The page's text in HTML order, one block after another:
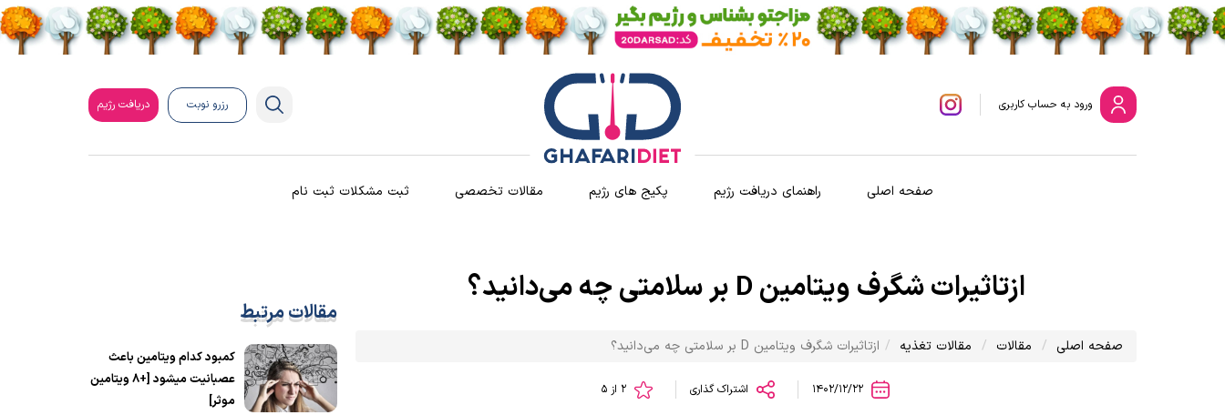
ورود به حساب کاربری رزرو نوبت دریافت رژیم
صفحه اصلی راهنمای دریافت رژیم پکیج های رژیم مقالات تخصصی ثبت مشکلات ثبت نام
ازتاثیرات شگرف ویتامین D بر سلامتی چه می‌دانید؟
صفحه اصلی مقالات مقالات تغذیه ازتاثیرات شگرف ویتامین D بر سلامتی چه می‌دانید؟
اشتراک گذاری
مقالات مرتبط
کمبود کدام ویتامین باعث
عصبانیت میشود [+8 ویتامین
موثر]